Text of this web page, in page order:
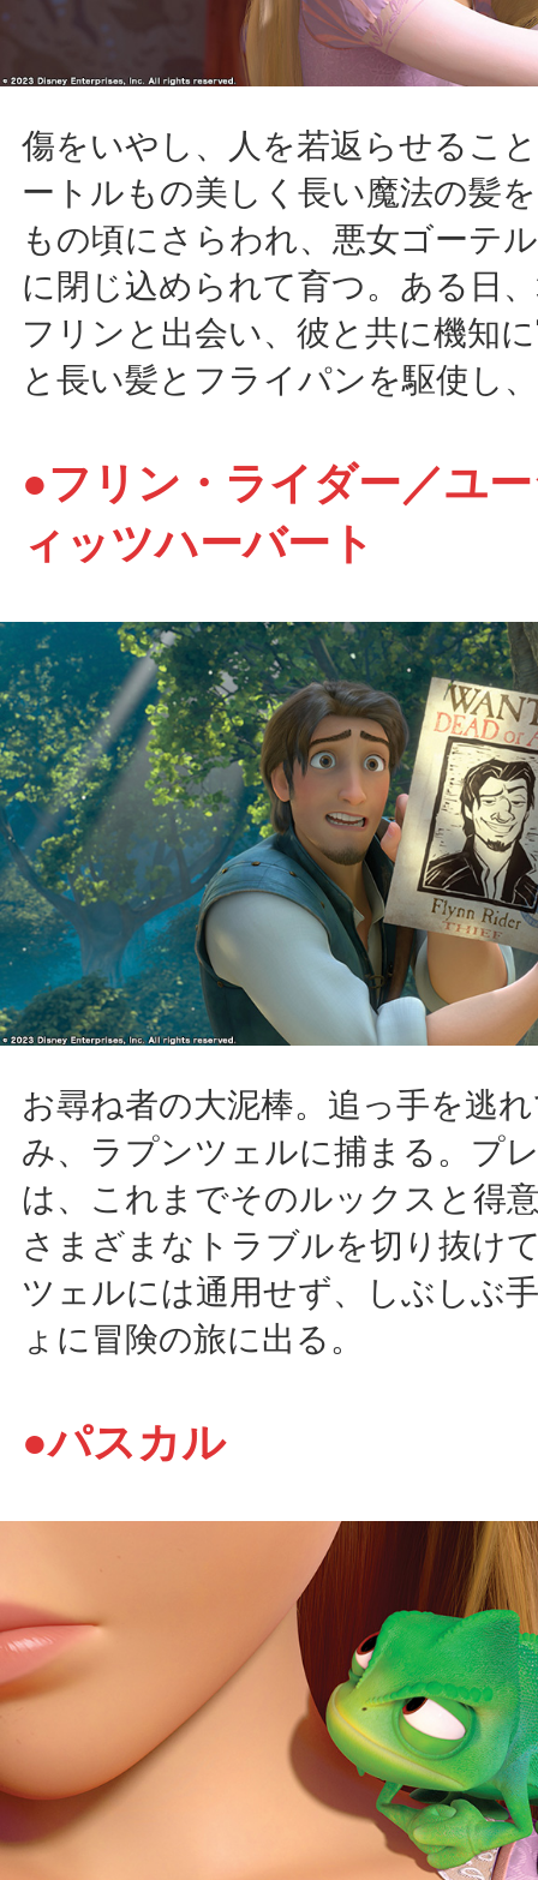
傷をいやし、人を若返らせるこ
ートルもの美しく長い魔法の髪
もの頃にさらわれ、悪女ゴーテ
に閉じ込められて育つ。ある日
フリンと出会い、彼と共に機知
と長い髪とフライパンを駆使し
●フリン・ライダー／ユ
ィッツハーバート
お尋ね者の大泥棒。追っ手を逃
み、ラプンツェルに捕まる。プ
は、これまでそのルックスと得
さまざまなトラブルを切り抜け
ツェルには通用せず、しぶしぶ
ょに冒険の旅に出る。
●パスカル